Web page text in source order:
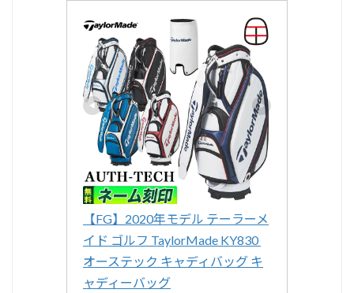
【FG】2020年モデル テーラーメ
イド ゴルフ TaylorMade KY830
オーステック キャディバッグ キ
ャディーバッグ